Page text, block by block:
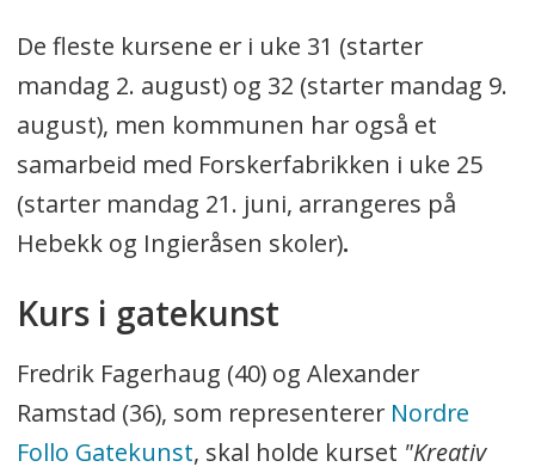
De fleste kursene er i uke 31 (starter
mandag 2. august) og 32 (starter mandag 9.
august), men kommunen har også et
samarbeid med Forskerfabrikken i uke 25
(starter mandag 21. juni, arrangeres på
Hebekk og Ingieråsen skoler).
Kurs i gatekunst
Fredrik Fagerhaug (40) og Alexander
Ramstad (36), som representerer Nordre
Follo Gatekunst, skal holde kurset "Kreativ